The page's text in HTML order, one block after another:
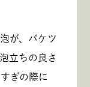
が、バケツ
立ちの良さ
ぎの際に